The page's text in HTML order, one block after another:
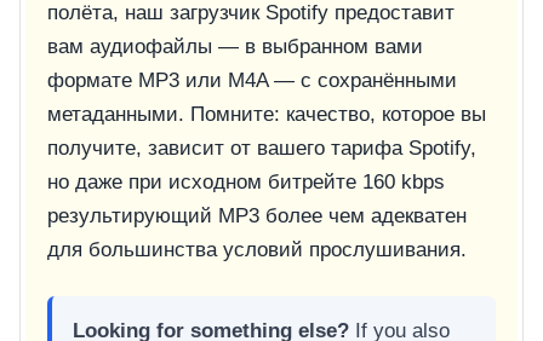
полёта, наш загрузчик Spotify предоставит
вам аудиофайлы — в выбранном вами
формате MP3 или M4A — с сохранёнными
метаданными. Помните: качество, которое вы
получите, зависит от вашего тарифа Spotify,
но даже при исходном битрейте 160 kbps
результирующий MP3 более чем адекватен
для большинства условий прослушивания.
Looking for something else? If you also